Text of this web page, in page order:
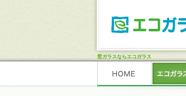
窓ガラスならエコガラス